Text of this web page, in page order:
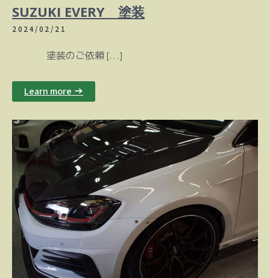
SUZUKI EVERY 塗装
2024/02/21
塗装のご依頼 […]
Learn more →